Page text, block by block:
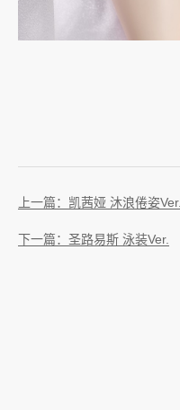
上一篇：凯茜娅 沐浪倦姿Ver.
下一篇：圣路易斯 泳装Ver.